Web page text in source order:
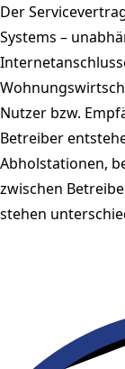
Der
Systems –
Nutzer bzw.
Betreiber
Abholstationen,
zwischen
stehen